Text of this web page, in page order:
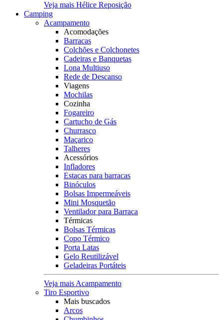
Veja mais Hélice Reposição
Camping
Acampamento
Acomodações
Barracas
Colchões e Colchonetes
Cadeiras e Banquetas
Lona Multiuso
Rede de Descanso
Viagens
Mochilas
Cozinha
Fogareiro
Cartucho de Gás
Churrasco
Maçarico
Talheres
Acessórios
Infladores
Estacas para barracas
Binóculos
Bolsas Impermeáveis
Mini Mosquetão
Ventilador para Barraca
Térmicas
Bolsas Térmicas
Copo Térmico
Porta Latas
Gelo Reutilizável
Geladeiras Portáteis
Veja mais Acampamento
Tiro Esportivo
Mais buscados
Arcos